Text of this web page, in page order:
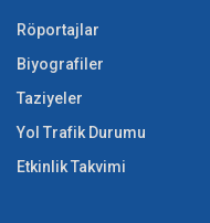
Röportajlar
Biyografiler
Taziyeler
Yol Trafik Durumu
Etkinlik Takvimi